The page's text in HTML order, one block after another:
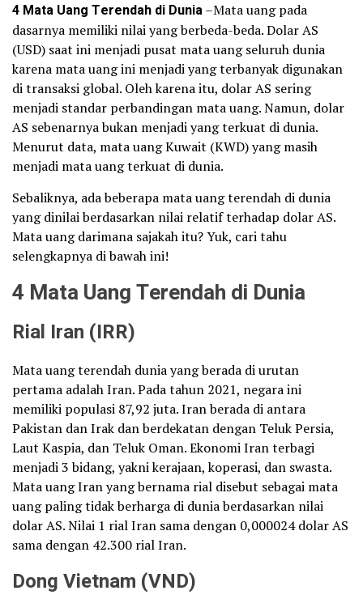
4 Mata Uang Terendah di Dunia–Mata uang pada
dasarnya memiliki nilai yang berbeda-beda. Dolar AS
(USD) saat ini menjadi pusat mata uang seluruh dunia
karena mata uang ini menjadi yang terbanyak digunakan
di transaksi global. Oleh karena itu, dolar AS sering
menjadi standar perbandingan mata uang. Namun, dolar
AS sebenarnya bukan menjadi yang terkuat di dunia.
Menurut data, mata uang Kuwait (KWD) yang masih
menjadi mata uang terkuat di dunia.
Sebaliknya, ada beberapa mata uang terendah di dunia
yang dinilai berdasarkan nilai relatif terhadap dolar AS.
Mata uang darimana sajakah itu? Yuk, cari tahu
selengkapnya di bawah ini!
4 Mata Uang Terendah di Dunia
Rial Iran (IRR)
Mata uang terendah dunia yang berada di urutan
pertama adalah Iran. Pada tahun 2021, negara ini
memiliki populasi 87,92 juta. Iran berada di antara
Pakistan dan Irak dan berdekatan dengan Teluk Persia,
Laut Kaspia, dan Teluk Oman. Ekonomi Iran terbagi
menjadi 3 bidang, yakni kerajaan, koperasi, dan swasta.
Mata uang Iran yang bernama rial disebut sebagai mata
uang paling tidak berharga di dunia berdasarkan nilai
dolar AS. Nilai 1 rial Iran sama dengan 0,000024 dolar AS
sama dengan 42.300 rial Iran.
Dong Vietnam (VND)